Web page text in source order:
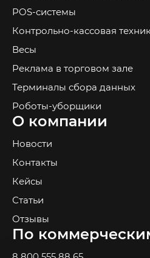
POS-системы
Контрольно-кассовая
Весы
Реклама в торговом зале
Терминалы сбора данных
Роботы-уборщики
О компании
Новости
Контакты
Кейсы
Статьи
Отзывы
По